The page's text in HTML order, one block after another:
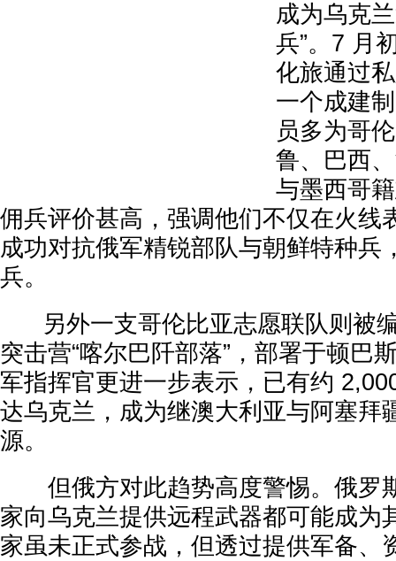
成为乌克
兵”。7 月
化旅通过
一个成建
员多为哥
鲁、巴西
与墨西哥
佣兵评价甚高，强调他们不仅在火线
成功对抗俄军精锐部队与朝鲜特种兵
兵。
另外一支哥伦比亚志愿联队则被
突击营“喀尔巴阡部落”，部署于顿巴
军指挥官更进一步表示，已有约
达乌克兰，成为继澳大利亚与阿塞拜
源。
但俄方对此趋势高度警惕。俄罗
家向乌克兰提供远程武器都可能成为
家虽未正式参战，但透过提供军备、